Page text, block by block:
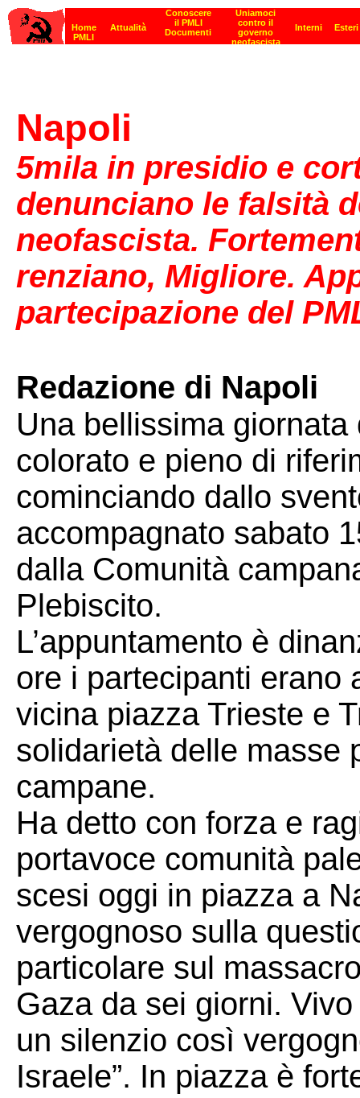
Napoli
5mila in presidio e
denunciano le falsità
neofascista.
renziano, Migliore.
partecipazione del
Redazione di Napoli
Una bellissima
colorato e pieno di
cominciando dallo
accompagnato sabato
dalla Comunità
Plebiscito.
L’appuntamento è
ore i partecipanti erano
vicina piazza Trieste e
solidarietà delle masse
campane.
Ha detto con forza e
portavoce comunità
scesi oggi in piazza a
vergognoso sulla
particolare sul
Gaza da sei giorni.
un silenzio così
Israele”. In piazza è